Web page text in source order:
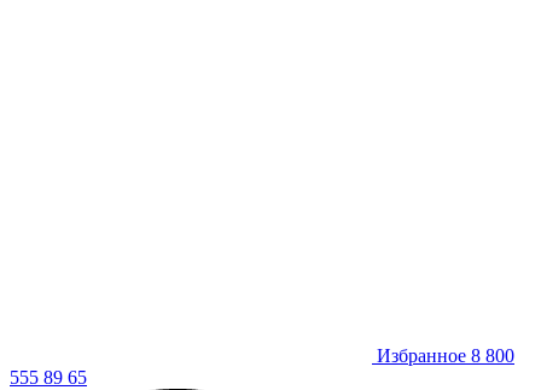
Избранное 8 800
555 89 65